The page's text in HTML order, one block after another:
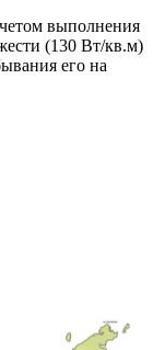
выполнения
(130 Вт/кв.м)
его на